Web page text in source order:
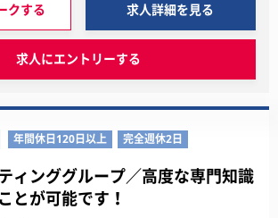
クする 求人詳細を見る
求人にエントリーする
年間休日120日以上 完全週休2日
ィンググループ／高度な専門知識
とが可能です！